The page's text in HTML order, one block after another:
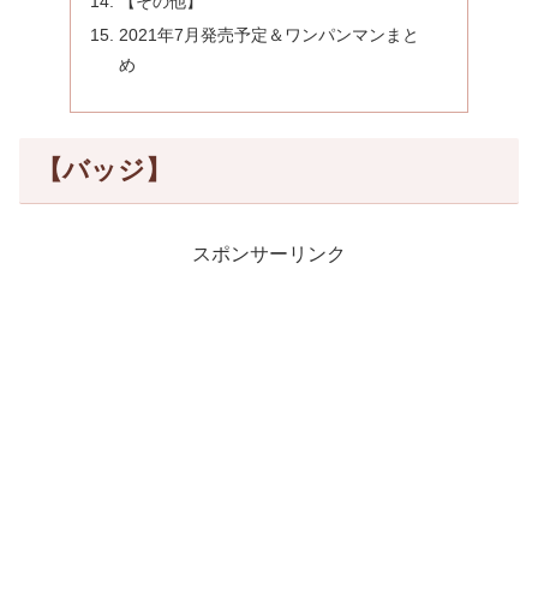
2021年7月発売予定＆ワンパンマンまと
め
【バッジ】
スポンサーリンク